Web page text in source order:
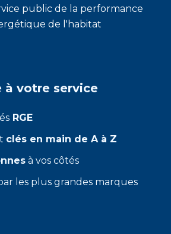
public de la performance
de l'habitat
à votre service
RGE
clés en main de A à Z
à vos côtés
les plus grandes marques